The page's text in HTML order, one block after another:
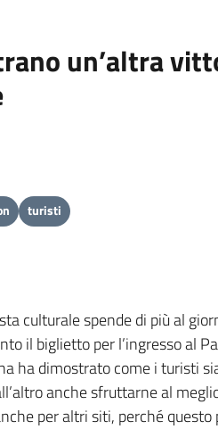
un’altra
turisti
culturale spende di più al
il biglietto per l’ingresso al
ha dimostrato come i turisti
anche sfruttarne al
per altri siti, perché